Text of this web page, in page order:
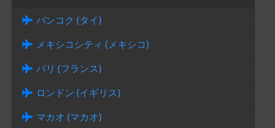
バンコク (タイ)
メキシコシティ (メキシコ)
パリ (フランス)
ロンドン (イギリス)
マカオ (マカオ)